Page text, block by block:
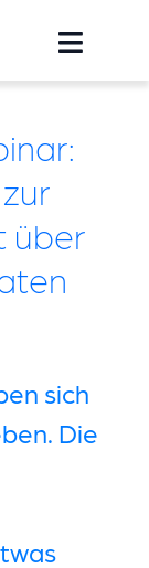
über
sich
Die